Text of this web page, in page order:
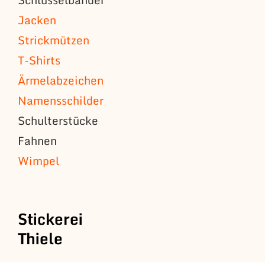
Jacken
Strickmützen
T-Shirts
Ärmelabzeichen
Namensschilder
Schulterstücke
Fahnen
Wimpel
Stickerei
Thiele